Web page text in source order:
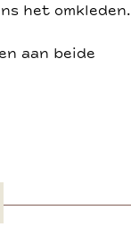
het omkleden.
aan beide